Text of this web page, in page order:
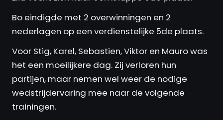
Bo eindigde met 2 overwinningen en 2
nederlagen op een verdienstelijke 5de plaats.
Voor Stig, Karel, Sebastien, Viktor en Mauro was
het een moeilijkere dag. Zij verloren hun
partijen, maar nemen wel weer de nodige
wedstrijdervaring mee naar de volgende
trainingen.